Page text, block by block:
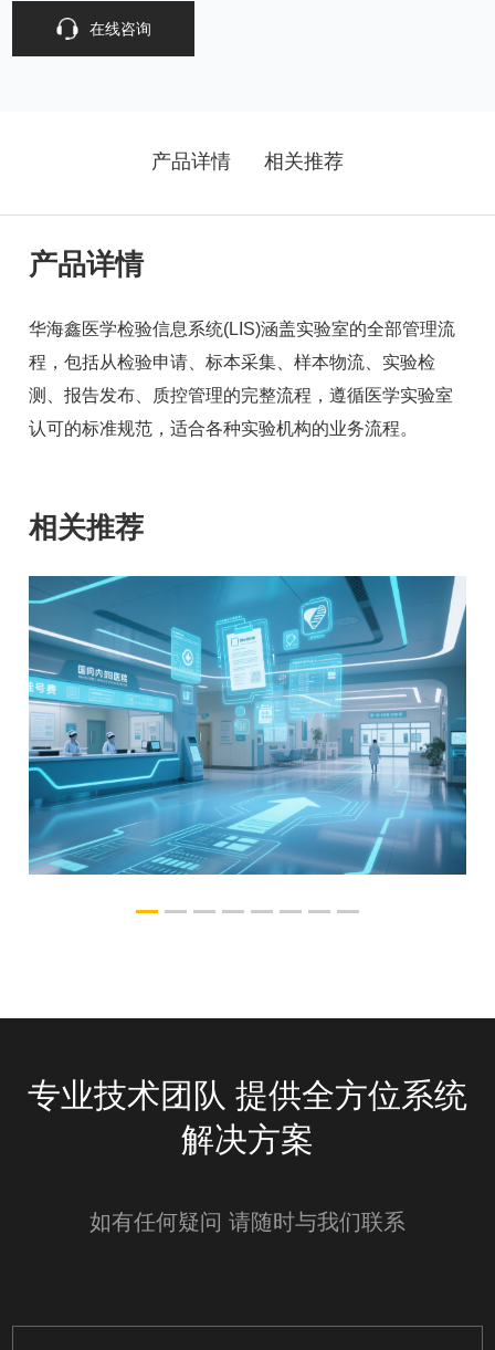
在线咨询
产品详情 相关推荐
产品详情
华海鑫医学检验信息系统(LIS)涵盖实验室的全部管理流
程，包括从检验申请、标本采集、样本物流、实验检
测、报告发布、质控管理的完整流程，遵循医学实验室
认可的标准规范，适合各种实验机构的业务流程。
相关推荐
专业技术团队 提供全方位系统
解决方案
如有任何疑问 请随时与我们联系